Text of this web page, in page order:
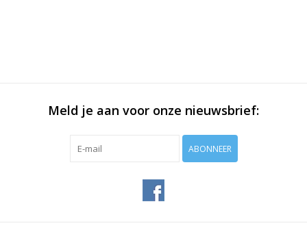
Meld je aan voor onze nieuwsbrief:
ABONNEER